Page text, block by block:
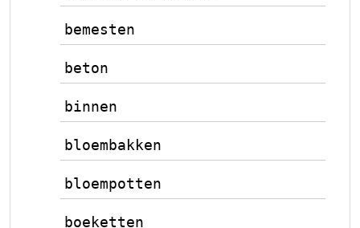
bemesten
beton
binnen
bloembakken
bloempotten
boeketten